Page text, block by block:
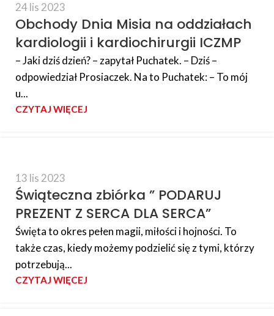
24 lis 2023
Obchody Dnia Misia na oddziałach
kardiologii i kardiochirurgii ICZMP
– Jaki dziś dzień? – zapytał Puchatek. – Dziś –
odpowiedział Prosiaczek. Na to Puchatek: – To mój
u...
CZYTAJ WIĘCEJ
13 lis 2023
Świąteczna zbiórka ” PODARUJ
PREZENT Z SERCA DLA SERCA”
Święta to okres pełen magii, miłości i hojności. To
także czas, kiedy możemy podzielić się z tymi, którzy
potrzebują...
CZYTAJ WIĘCEJ